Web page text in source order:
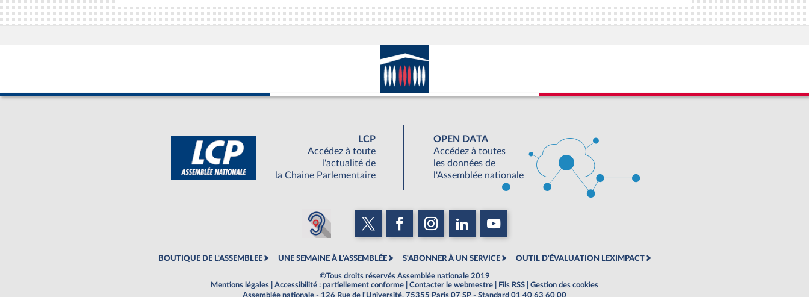
LCP
Accédez à toute
l'actualité de
la Chaine Parlementaire
OPEN DATA
Accédez à toutes
les données de
l'Assemblée nationale
BOUTIQUE DE L'ASSEMBLEE UNE SEMAINE À L'ASSEMBLÉE S'ABONNER À UN SERVICE OUTIL D'ÉVALUATION LEXIMPACT
©Tous droits réservés Assemblée nationale 2019
Mentions légales
Accessibilité : partiellement conforme Contacter le webmestre Fils RSS
Gestion des cookies
Assemblée nationale - 126 Rue de l'Université, 75355 Paris 07 SP - Standard 01 40 63 60 00